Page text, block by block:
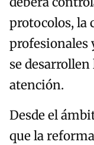
protocolos, la
profesionales
se
atención.
Desde el
que la